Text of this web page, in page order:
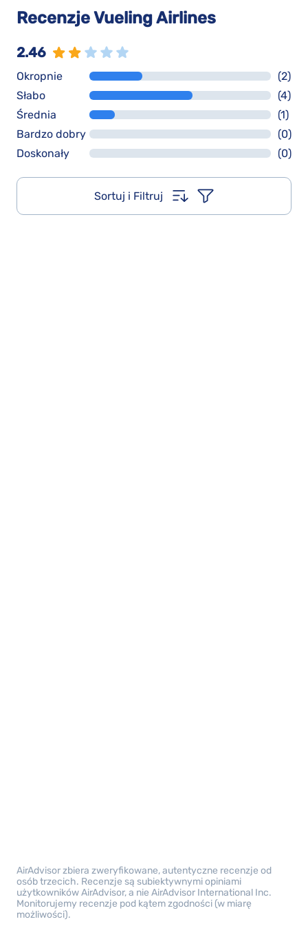
Recenzje Vueling Airlines
2.46
Okropnie
(2)
Słabo
(4)
Średnia
(1)
Bardzo dobry
(0)
Doskonały
(0)
Sortuj i Filtruj
AirAdvisor zbiera zweryfikowane, autentyczne recenzje od
osób trzecich. Recenzje są subiektywnymi opiniami
użytkowników AirAdvisor, a nie AirAdvisor International Inc.
Monitorujemy recenzje pod kątem zgodności (w miarę
możliwości).